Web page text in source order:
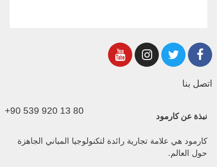
اتصل بنا
+90 539 920 13 80
نبذة عن كارمود
كارمود هي علامة تجارية رائدة لتكنولوجيا المباني الجاهزة
حول العالم.